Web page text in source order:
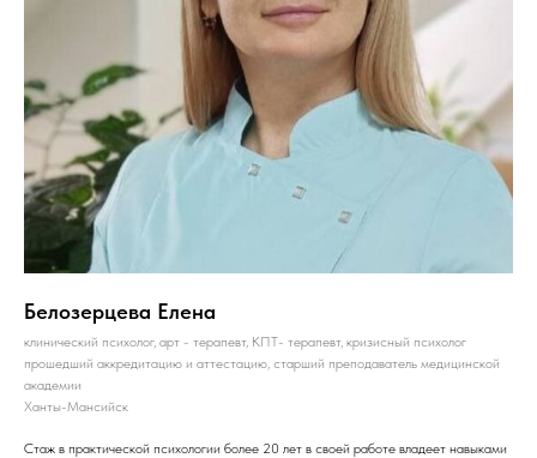
Белозерцева Елена
клинический психолог, арт - терапевт, КПТ- терапевт, кризисный психолог
прошедший аккредитацию и аттестацию, старший преподаватель медицинской
академии
Ханты-Мансийск
Стаж в практической психологии более 20 лет в своей работе владеет навыками